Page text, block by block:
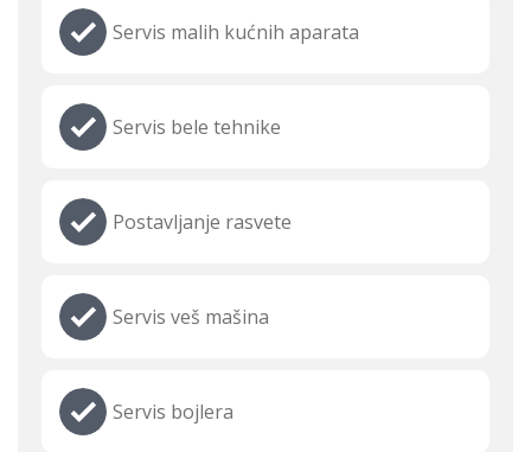
Servis malih kućnih aparata
Servis bele tehnike
Postavljanje rasvete
Servis veš mašina
Servis bojlera